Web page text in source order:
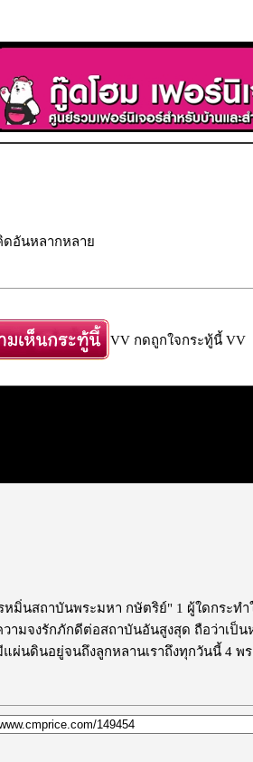
ดอันหลากหลาย
VV กดถูกใจกระทู้นี้ VV
หมิ่นสถาบันพระมหา กษัตริย์" 1 ผู้ใดกระ
ามจงรักภักดีต่อสถาบันอันสูงสุด ถือว่าเป็
แผ่นดินอยู่จนถึงลูกหลานเราถึงทุกวันนี้ 4